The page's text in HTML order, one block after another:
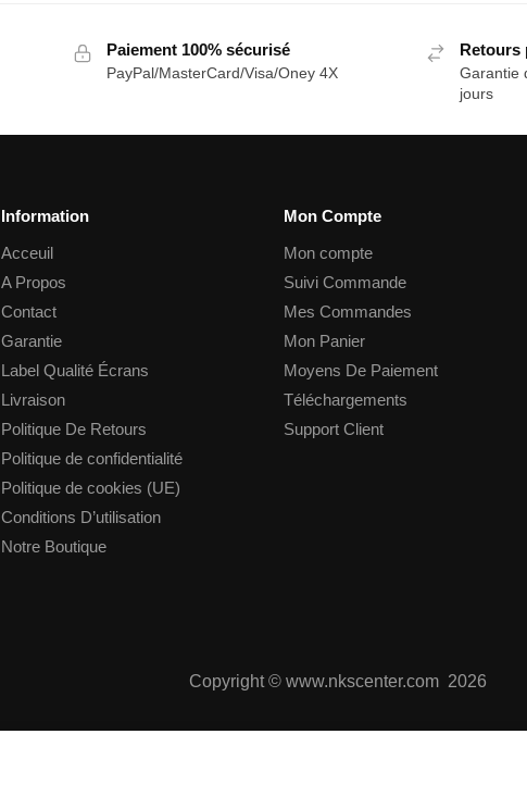
Paiement 100% sécurisé
PayPal/MasterCard/Visa/Oney 4X
Retours
Garantie
jours
Information
Acceuil
A Propos
Contact
Garantie
Label Qualité Écrans
Livraison
Politique De Retours
Politique de confidentialité
Politique de cookies (UE)
Conditions D’utilisation
Notre Boutique
Mon Compte
Mon compte
Suivi Commande
Mes Commandes
Mon Panier
Moyens De Paiement
Téléchargements
Support Client
Copyright © www.nkscenter.com 2026